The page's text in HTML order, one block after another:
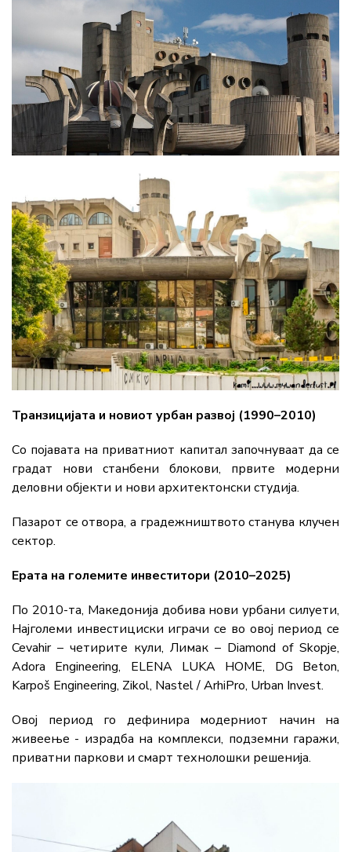
Транзицијата и новиот урбан развој (1990–2010)
Со појавата на приватниот капитал започнуваат да се
градат нови станбени блокови, првите модерни
деловни објекти и нови архитектонски студија.
Пазарот се отвора, а градежништвото станува клучен
сектор.
Ерата на големите инвеститори (2010–2025)
По 2010-та, Македонија добива нови урбани силуети,
Најголеми инвестициски играчи се во овој период се
Cevahir – четирите кули, Лимак – Diamond of Skopje,
Adora Engineering, ELENA LUKA HOME, DG Beton,
Karpoš Engineering, Zikol, Nastel / ArhiPro, Urban Invest.
Овој период го дефинира модерниот начин на
живеење - израдба на комплекси, подземни гаражи,
приватни паркови и смарт технолошки решенија.